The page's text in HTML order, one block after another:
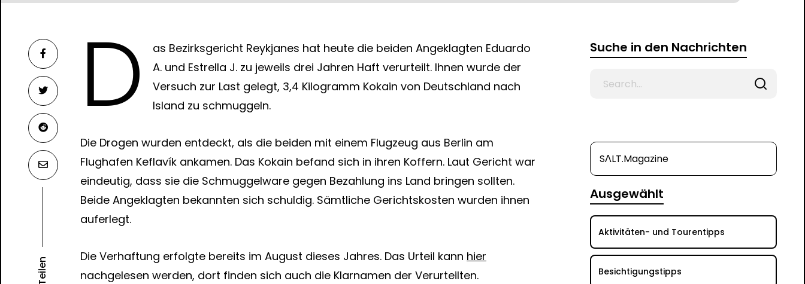
D
as Bezirksgericht Reykjanes hat heute die beiden Angeklagten Eduardo
A. und Estrella J. zu jeweils drei Jahren Haft verurteilt. Ihnen wurde der
Versuch zur Last gelegt, 3,4 Kilogramm Kokain von Deutschland nach
Island zu schmuggeln.
Die Drogen wurden entdeckt, als die beiden mit einem Flugzeug aus Berlin am
Flughafen Keflavík ankamen. Das Kokain befand sich in ihren Koffern. Laut Gericht war
eindeutig, dass sie die Schmuggelware gegen Bezahlung ins Land bringen sollten.
Beide Angeklagten bekannten sich schuldig. Sämtliche Gerichtskosten wurden ihnen
auferlegt.
Die Verhaftung erfolgte bereits im August dieses Jahres. Das Urteil kann hier
nachgelesen werden, dort finden sich auch die Klarnamen der Verurteilten.
Teilen
Suche in den Nachrichten
SΛLT.Magazine
Ausgewählt
Aktivitäten- und Tourentipps
Besichtigungstipps